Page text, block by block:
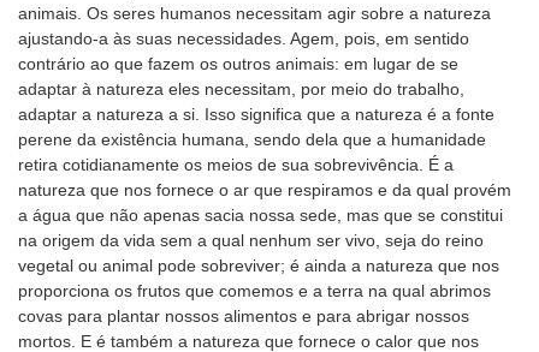
animais. Os seres humanos necessitam agir sobre a natureza
ajustando-a às suas necessidades. Agem, pois, em sentido
contrário ao que fazem os outros animais: em lugar de se
adaptar à natureza eles necessitam, por meio do trabalho,
adaptar a natureza a si. Isso significa que a natureza é a fonte
perene da existência humana, sendo dela que a humanidade
retira cotidianamente os meios de sua sobrevivência. É a
natureza que nos fornece o ar que respiramos e da qual provém
a água que não apenas sacia nossa sede, mas que se constitui
na origem da vida sem a qual nenhum ser vivo, seja do reino
vegetal ou animal pode sobreviver; é ainda a natureza que nos
proporciona os frutos que comemos e a terra na qual abrimos
covas para plantar nossos alimentos e para abrigar nossos
mortos. E é também a natureza que fornece o calor que nos